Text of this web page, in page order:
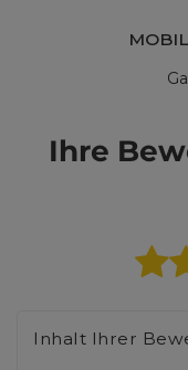
Ihre
Inhalt Ihrer